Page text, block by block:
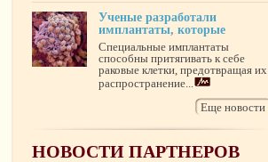
Ученые разработали
имплантаты, которые
Специальные имплантаты
способны притягивать к себе
раковые клетки, предотвращая их
распространение...
Еще новости
НОВОСТИ ПАРТНЕРОВ